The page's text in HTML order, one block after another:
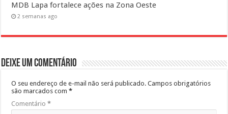
MDB Lapa fortalece ações na Zona Oeste
2 semanas ago
Deixe um comentário
O seu endereço de e-mail não será publicado. Campos obrigatórios
são marcados com*
Comentário*